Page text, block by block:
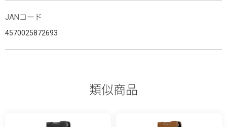
JANコード
4570025872693
類似商品